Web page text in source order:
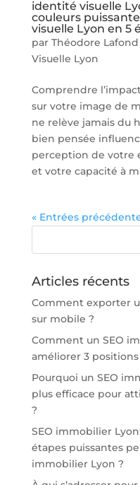
identité visuelle
couleurs
visuelle Lyon en 5
par Théodore Lafond
Visuelle Lyon
Comprendre
sur votre image de
ne relève jamais du
bien pensée
perception de votre
et votre capacité à
« Entrées
Articles récents
Comment exporter
sur mobile ?
Comment un SEO
améliorer 3
Pourquoi un SEO
plus efficace pour
?
SEO immobilier
étapes puissantes
immobilier Lyon ?